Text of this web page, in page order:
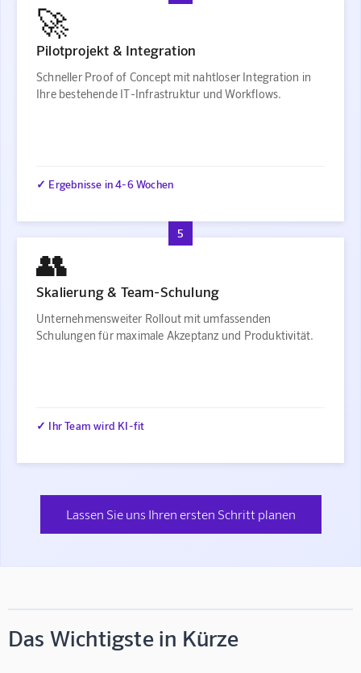
🚀
Pilotprojekt & Integration
Schneller Proof of Concept mit nahtloser Integration in
Ihre bestehende IT-Infrastruktur und Workflows.
✓ Ergebnisse in 4-6 Wochen
5
👥
Skalierung & Team-Schulung
Unternehmensweiter Rollout mit umfassenden
Schulungen für maximale Akzeptanz und Produktivität.
✓ Ihr Team wird KI-fit
Lassen Sie uns Ihren ersten Schritt planen
Das Wichtigste in Kürze